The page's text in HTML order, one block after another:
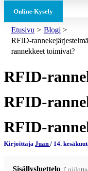
Online-Kysely
Etusivu
Blogi
RFID-
rannekkeet toimivat?
RFID-
RFID-
RFID-
Kirjoittaja Juan / 14.
Sisällysluettelo